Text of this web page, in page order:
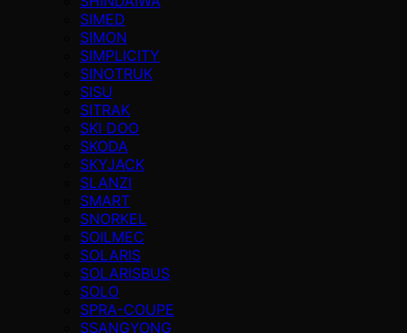
SIMED
SIMON
SIMPLICITY
SINOTRUK
SISU
SITRAK
SKI DOO
SKODA
SKYJACK
SLANZI
SMART
SNORKEL
SOILMEC
SOLARIS
SOLARISBUS
SOLO
SPRA-COUPE
SSANGYONG